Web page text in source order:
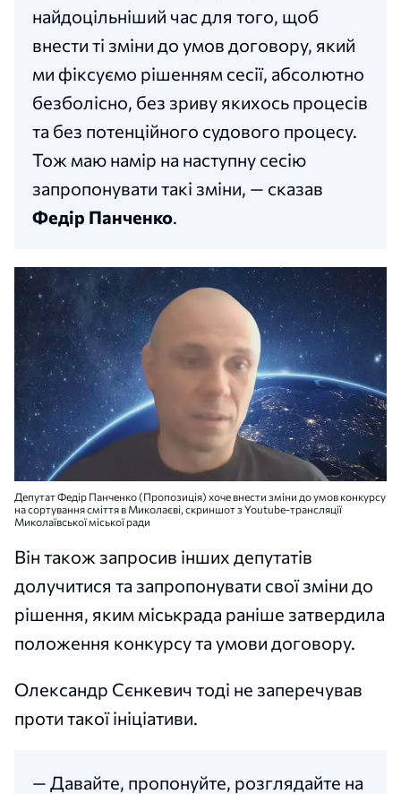
найдоцільніший час для того, щоб
внести ті зміни до умов договору, який
ми фіксуємо рішенням сесії, абсолютно
безболісно, без зриву якихось процесів
та без потенційного судового процесу.
Тож маю намір на наступну сесію
запропонувати такі зміни, — сказав
Федір Панченко.
Депутат Федір Панченко (Пропозиція) хоче внести зміни до умов конкурсу
на сортування сміття в Миколаєві, скриншот з Youtube-трансляції
Миколаївської міської ради
Він також запросив інших депутатів
долучитися та запропонувати свої зміни до
рішення, яким міськрада раніше затвердила
положення конкурсу та умови договору.
Олександр Сєнкевич тоді не заперечував
проти такої ініціативи.
— Давайте, пропонуйте, розглядайте на